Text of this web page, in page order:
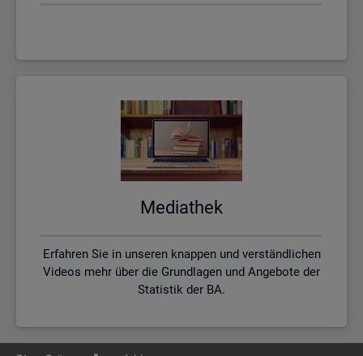
Me­dia­thek
Erfahren Sie in unseren knappen und verständlichen
Videos mehr über die Grundlagen und Angebote der
Statistik der BA.